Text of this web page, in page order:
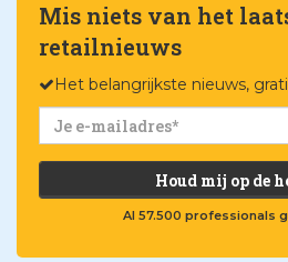
Mis niets van het
retailnieuws
Het belangrijkste nieuws,
Houd mij op de
Al 57.500 professionals